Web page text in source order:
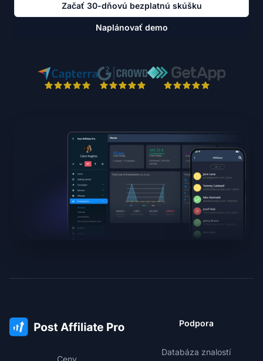
Začať 30-dňovú bezplatnú skúšku
Naplánovať demo
Ceny
Podpora
Databáza znalostí